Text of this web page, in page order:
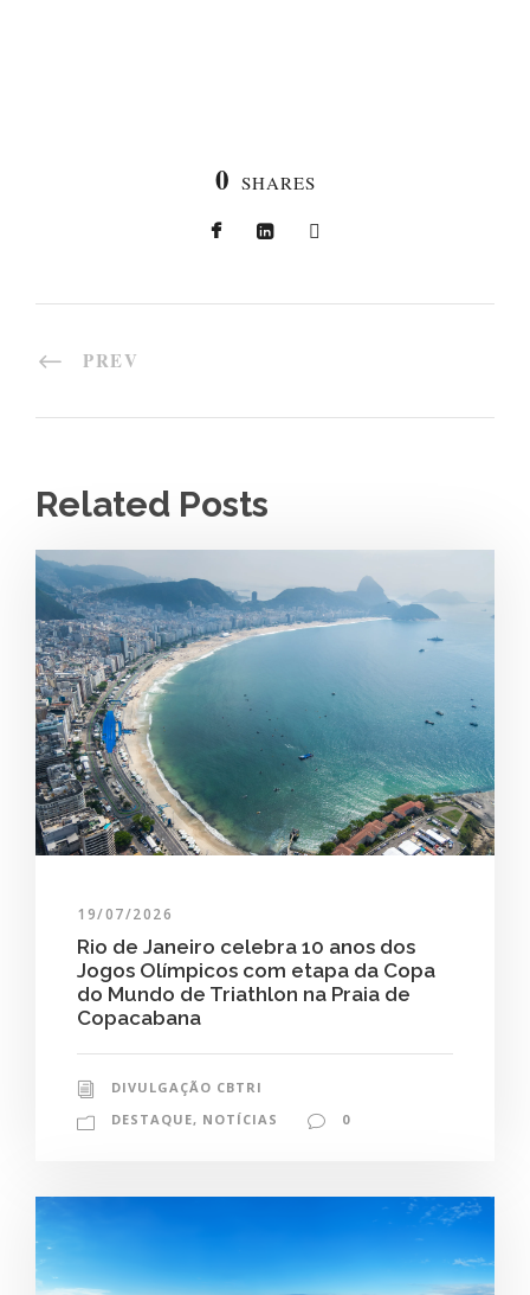
0 SHARES
PREV
Related Posts
19/07/2026
Rio de Janeiro celebra 10 anos dos
Jogos Olímpicos com etapa da Copa
do Mundo de Triathlon na Praia de
Copacabana
DIVULGAÇÃO CBTRI
DESTAQUE, NOTÍCIAS 0